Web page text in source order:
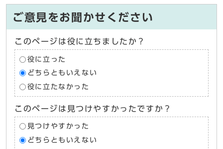
ご意見をお聞かせください
このページは役に立ちましたか？
役に立った
どちらともいえない
役に立たなかった
このページは見つけやすかったですか？
見つけやすかった
どちらともいえない